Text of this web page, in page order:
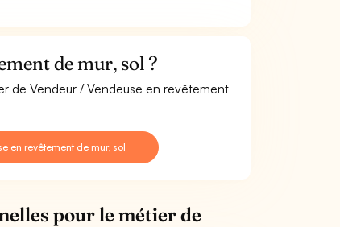
de mur, sol ?
de Vendeur / Vendeuse en revêtement
en revêtement de mur, sol
pour le métier de